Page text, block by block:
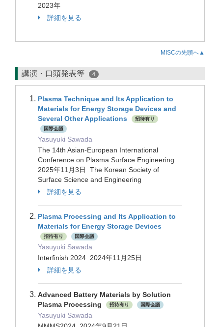
2023年
詳細を見る
MISCの先頭へ▲
講演・口頭発表等 4
Plasma Technique and Its Application to
Materials for Energy Storage Devices and
Several Other Applications
招待有り
国際会議
Yasuyuki Sawada
The 14th Asian-European International
Conference on Plasma Surface Engineering
2025年11月3日 The Korean Society of
Surface Science and Engineering
詳細を見る
Plasma Processing and Its Application to
Materials for Energy Storage Devices
招待有り 国際会議
Yasuyuki Sawada
Interfinish 2024 2024年11月25日
詳細を見る
Advanced Battery Materials by Solution
Plasma Processing
招待有り 国際会議
Yasuyuki Sawada